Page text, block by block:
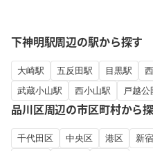
下神明駅周辺の駅から探す
大崎駅 五反田駅 目黒駅
武蔵小山駅
西小山駅 戸越公
品川区周辺の市区町村から
千代田区 中央区 港区 新